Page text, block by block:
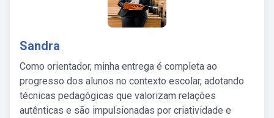
Sandra
Como orientador, minha entrega é completa ao
progresso dos alunos no contexto escolar, adotando
técnicas pedagógicas que valorizam relações
autênticas e são impulsionadas por criatividade e